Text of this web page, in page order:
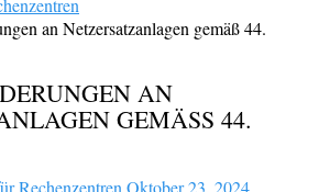
an Netzersatzanlagen gemäß 44.
AN
GEMÄSS 44. B
Rechenzentren Oktober 23, 2024